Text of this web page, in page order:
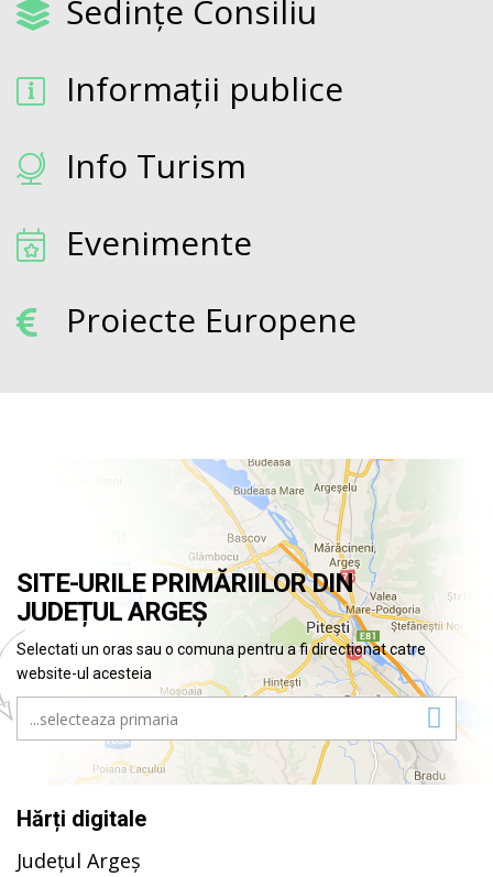
Sedințe Consiliu
Informații publice
Info Turism
Evenimente
Proiecte Europene
SITE-URILE PRIMĂRIILOR DIN
JUDEȚUL ARGEȘ
Selectati un oras sau o comuna pentru a fi directionat catre
website-ul acesteia
Hărți digitale
Județul Argeș